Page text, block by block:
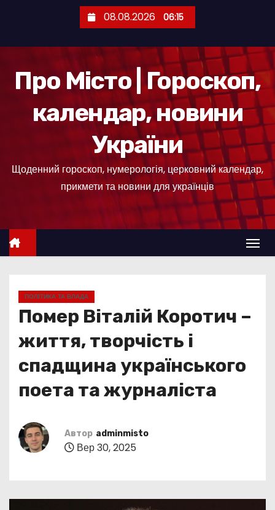
е
08.08.2026 06:15
Про Місто | Гороскоп,
календар, новини
України
Щоденний гороскоп, нумерологія, церковний календар,
прикмети та новини для українців
ПОЛІТИКА ТА ВЛАДА
Помер Віталій Коротич –
життя, творчість і
спадщина українського
поета та журналіста
Автор adminmisto
Вер 30, 2025